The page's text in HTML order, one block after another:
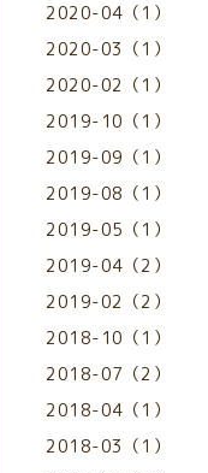
2020-04（1）
2020-03（1）
2020-02（1）
2019-10（1）
2019-09（1）
2019-08（1）
2019-05（1）
2019-04（2）
2019-02（2）
2018-10（1）
2018-07（2）
2018-04（1）
2018-03（1）